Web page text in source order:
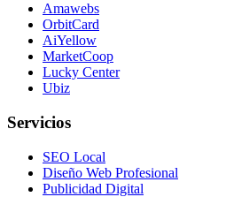
Amawebs
OrbitCard
AiYellow
MarketCoop
Lucky Center
Ubiz
Servicios
SEO Local
Diseño Web Profesional
Publicidad Digital